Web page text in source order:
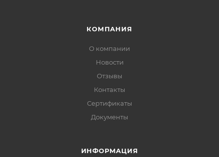
КОМПАНИЯ
О компании
Новости
Отзывы
Контакты
Сертификаты
Документы
ИНФОРМАЦИЯ